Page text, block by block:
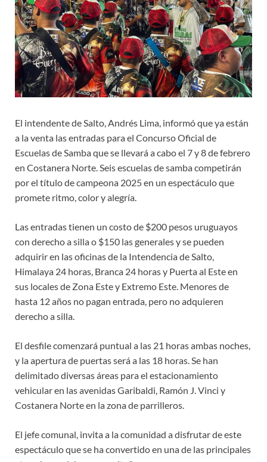
El intendente de Salto, Andrés Lima, informó que ya están
a la venta las entradas para el Concurso Oficial de
Escuelas de Samba que se llevará a cabo el 7 y 8 de febrero
en Costanera Norte. Seis escuelas de samba competirán
por el título de campeona 2025 en un espectáculo que
promete ritmo, color y alegría.
Las entradas tienen un costo de $200 pesos uruguayos
con derecho a silla o $150 las generales y se pueden
adquirir en las oficinas de la Intendencia de Salto,
Himalaya 24 horas, Branca 24 horas y Puerta al Este en
sus locales de Zona Este y Extremo Este. Menores de
hasta 12 años no pagan entrada, pero no adquieren
derecho a silla.
El desfile comenzará puntual a las 21 horas ambas noches,
y la apertura de puertas será a las 18 horas. Se han
delimitado diversas áreas para el estacionamiento
vehicular en las avenidas Garibaldi, Ramón J. Vinci y
Costanera Norte en la zona de parrilleros.
El jefe comunal, invita a la comunidad a disfrutar de este
espectáculo que se ha convertido en una de las principales